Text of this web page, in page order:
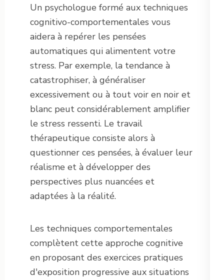
Un psychologue formé aux techniques
cognitivo-comportementales vous
aidera à repérer les pensées
automatiques qui alimentent votre
stress. Par exemple, la tendance à
catastrophiser, à généraliser
excessivement ou à tout voir en noir et
blanc peut considérablement amplifier
le stress ressenti. Le travail
thérapeutique consiste alors à
questionner ces pensées, à évaluer leur
réalisme et à développer des
perspectives plus nuancées et
adaptées à la réalité.
Les techniques comportementales
complètent cette approche cognitive
en proposant des exercices pratiques
d'exposition progressive aux situations